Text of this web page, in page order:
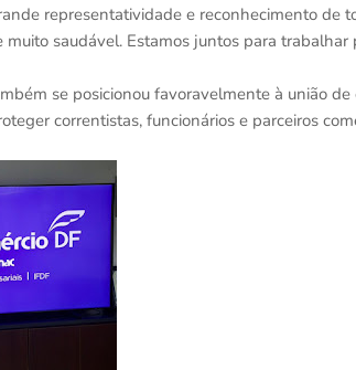
representatividade e reconhecimento de
saudável. Estamos juntos para
se posicionou favoravelmente à união
correntistas, funcionários e parceiros